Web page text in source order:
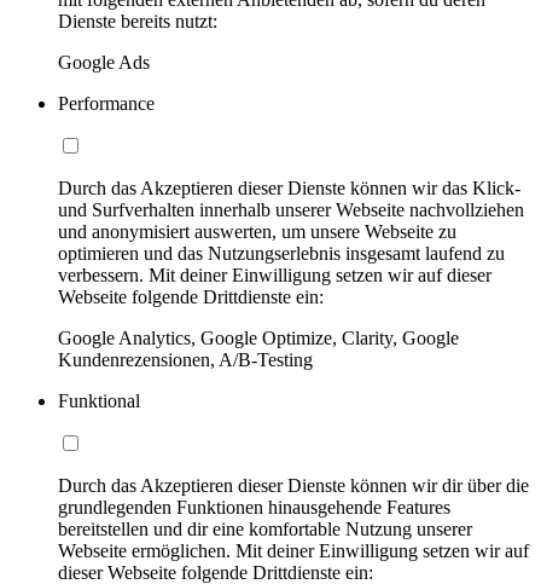
Dienste bereits nutzt:
Google Ads
Performance
Durch das Akzeptieren dieser Dienste können wir das Klick-
und Surfverhalten innerhalb unserer Webseite nachvollziehen
und anonymisiert auswerten, um unsere Webseite zu
optimieren und das Nutzungserlebnis insgesamt laufend zu
verbessern. Mit deiner Einwilligung setzen wir auf dieser
Webseite folgende Drittdienste ein:
Google Analytics, Google Optimize, Clarity, Google
Kundenrezensionen, A/B-Testing
Funktional
Durch das Akzeptieren dieser Dienste können wir dir über die
grundlegenden Funktionen hinausgehende Features
bereitstellen und dir eine komfortable Nutzung unserer
Webseite ermöglichen. Mit deiner Einwilligung setzen wir auf
dieser Webseite folgende Drittdienste ein: